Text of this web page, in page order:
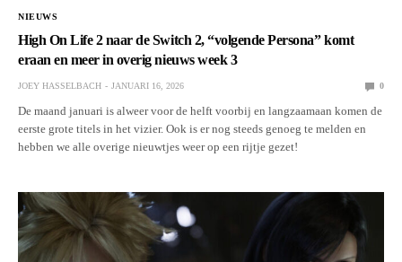
NIEUWS
High On Life 2 naar de Switch 2, “volgende Persona” komt
eraan en meer in overig nieuws week 3
JOEY HASSELBACH JANUARI 16, 2026 0
De maand januari is alweer voor de helft voorbij en langzaamaan komen de
eerste grote titels in het vizier. Ook is er nog steeds genoeg te melden en
hebben we alle overige nieuwtjes weer op een rijtje gezet!